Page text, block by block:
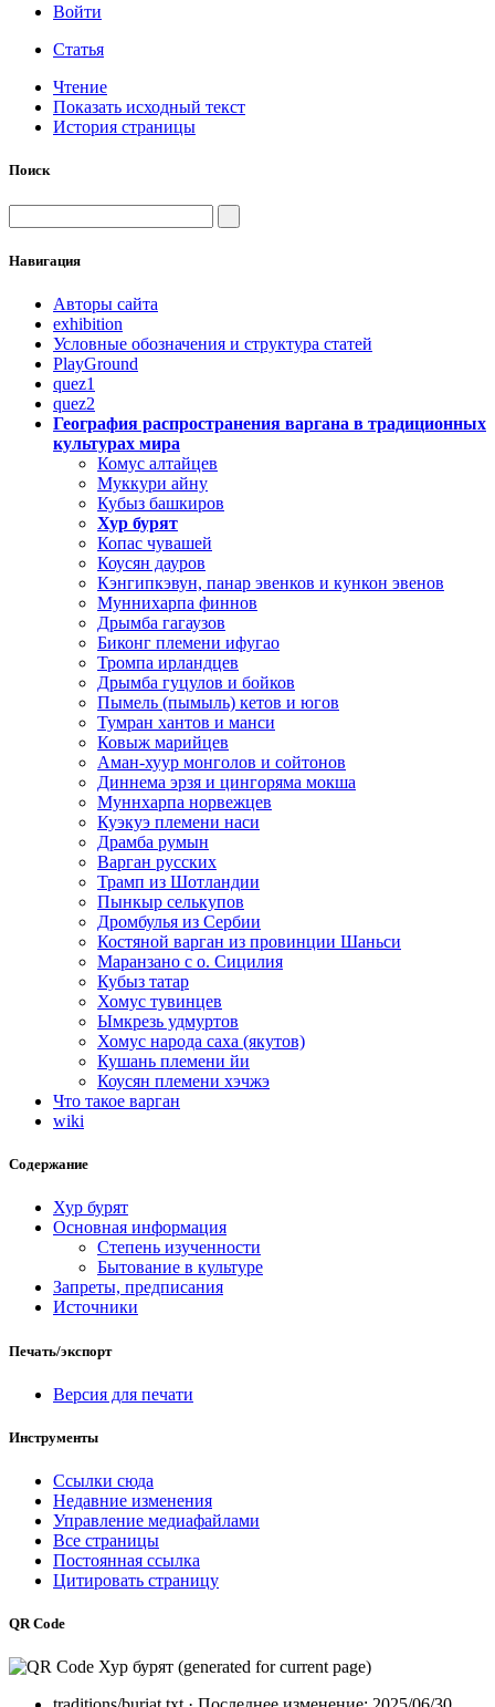
Войти
Статья
Чтение
Показать исходный текст
История страницы
Поиск
Навигация
Авторы сайта
exhibition
Условные обозначения и структура статей
PlayGround
quez1
quez2
География распространения варгана в традиционных
культурах мира
Комус алтайцев
Муккури айну
Кубыз башкиров
Хур бурят
Копас чувашей
Коусян дауров
Кэнгипкэвун, панар эвенков и кункон эвенов
Муннихарпа финнов
Дрымба гагаузов
Биконг племени ифугао
Тромпа ирландцев
Дрымба гуцулов и бойков
Пымель (пымыль) кетов и югов
Тумран хантов и манси
Ковыж марийцев
Аман-хуур монголов и сойтонов
Диннема эрзя и цингоряма мокша
Муннхарпа норвежцев
Куэкуэ племени наси
Драмба румын
Варган русских
Трамп из Шотландии
Пынкыр селькупов
Дромбулья из Сербии
Костяной варган из провинции Шаньси
Маранзано с о. Сицилия
Кубыз татар
Хомус тувинцев
Ымкрезь удмуртов
Хомус народа саха (якутов)
Кушань племени йи
Коусян племени хэчжэ
Что такое варган
wiki
Содержание
Хур бурят
Основная информация
Степень изученности
Бытование в культуре
Запреты, предписания
Источники
Печать/экспорт
Версия для печати
Инструменты
Ссылки сюда
Недавние изменения
Управление медиафайлами
Все страницы
Постоянная ссылка
Цитировать страницу
QR Code